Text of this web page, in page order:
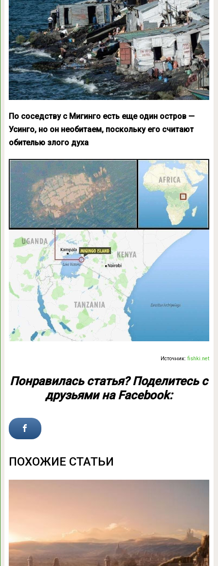
По соседству с Мигинго есть еще один остров —
Усинго, но он необитаем, поскольку его считают
обителью злого духа
Источник:fishki.net
Понравилась статья? Поделитесь с
друзьями на Facebook:
ПОХОЖИЕ СТАТЬИ